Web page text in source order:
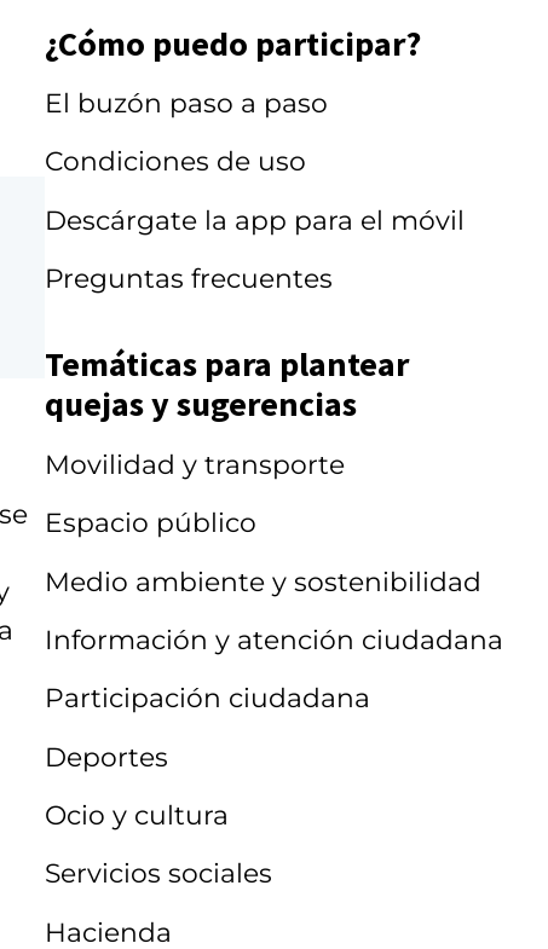
¿Cómo puedo participar?
El buzón paso a paso
Condiciones de uso
Descárgate la app para el móvil
Preguntas frecuentes
Temáticas para plantear
quejas y sugerencias
Movilidad y transporte
Espacio público
Medio ambiente y sostenibilidad
Información y atención ciudadana
Participación ciudadana
Deportes
Ocio y cultura
Servicios sociales
Hacienda